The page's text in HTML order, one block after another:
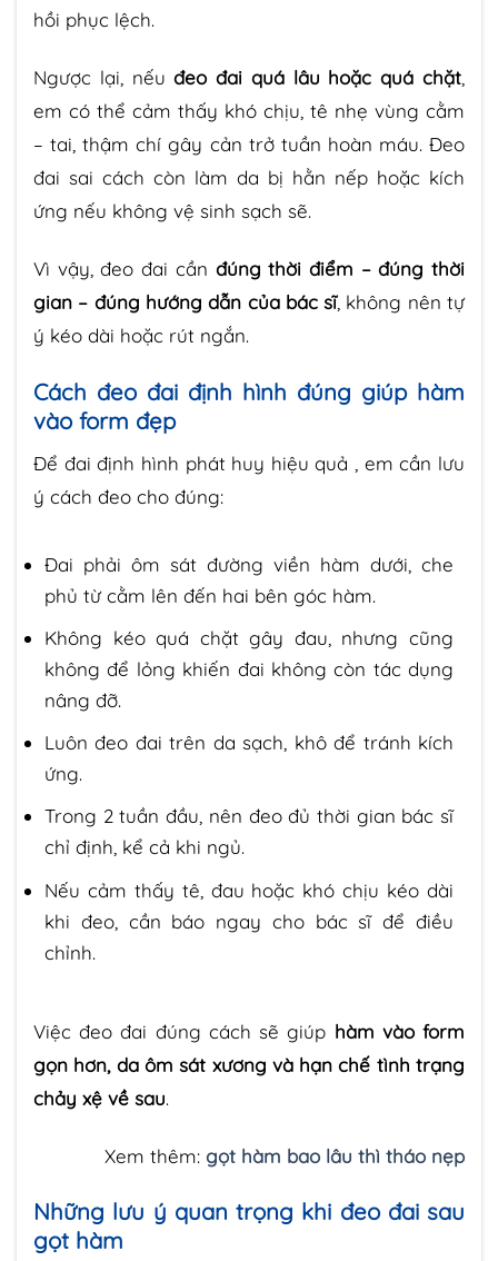
hồi phục lệch.
Ngược lại, nếuđeo đai quá lâu hoặc quá chặt,
em có thể cảm thấy khó chịu, tê nhẹ vùng cằm
– tai, thậm chí gây cản trở tuần hoàn máu. Đeo
đai sai cách còn làm da bị hằn nếp hoặc kích
ứng nếu không vệ sinh sạch sẽ.
Vì vậy, đeo đai cần đúng thời điểm – đúng thời
gian – đúng hướng dẫn của bác sĩ, không nên tự
ý kéo dài hoặc rút ngắn.
Cách đeo đai định hình đúng giúp hàm
vào form đẹp
Để đai định hình phát huy hiệu quả , em cần lưu
ý cách đeo cho đúng:
Đai phải ôm sát đường viền hàm dưới, che
phủ từ cằm lên đến hai bên góc hàm.
Không kéo quá chặt gây đau, nhưng cũng
không để lỏng khiến đai không còn tác dụng
nâng đỡ.
Luôn đeo đai trên da sạch, khô để tránh kích
ứng.
Trong 2 tuần đầu, nên đeo đủ thời gian bác sĩ
chỉ định, kể cả khi ngủ.
Nếu cảm thấy tê, đau hoặc khó chịu kéo dài
khi đeo, cần báo ngay cho bác sĩ để điều
chỉnh.
Việc đeo đai đúng cách sẽ giúp hàm vào form
gọn hơn, da ôm sát xương và hạn chế tình trạng
chảy xệ về sau.
Xem thêm: gọt hàm bao lâu thì tháo nẹp
Những lưu ý quan trọng khi đeo đai sau
gọt hàm